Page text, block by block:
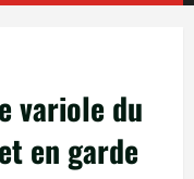
variole du
en garde